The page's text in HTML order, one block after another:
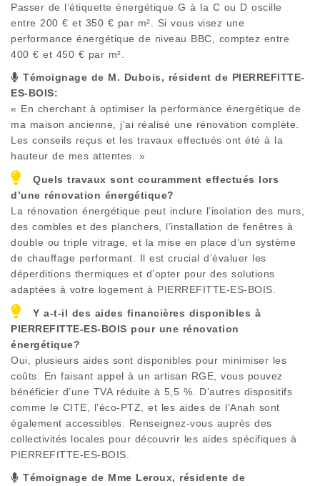
Passer de l’étiquette énergétique G à la C ou D oscille
entre 200 € et 350 € par m². Si vous visez une
performance énergétique de niveau BBC, comptez entre
400 € et 450 € par m².
Témoignage de M. Dubois, résident de PIERREFITTE-
ES-BOIS:
« En cherchant à optimiser la performance énergétique de
ma maison ancienne, j’ai réalisé une rénovation complète.
Les conseils reçus et les travaux effectués ont été à la
hauteur de mes attentes. »
Quels travaux sont couramment effectués lors
d’une rénovation énergétique?
La rénovation énergétique peut inclure l’isolation des murs,
des combles et des planchers, l’installation de fenêtres à
double ou triple vitrage, et la mise en place d’un système
de chauffage performant. Il est crucial d’évaluer les
déperditions thermiques et d’opter pour des solutions
adaptées à votre logement à PIERREFITTE-ES-BOIS
Y a-t-il des aides financières disponibles à
PIERREFITTE-ES-BOIS pour une rénovation
énergétique?
Oui, plusieurs aides sont disponibles pour minimiser les
coûts. En faisant appel à un artisan RGE, vous pouvez
bénéficier d’une TVA réduite à 5,5 %. D’autres dispositifs
comme le CITE, l’éco-PTZ, et les aides de l’Anah sont
également accessibles. Renseignez-vous auprès des
collectivités locales pour découvrir les aides spécifiques à
PIERREFITTE-ES-BOIS
Témoignage de Mme Leroux, résidente de